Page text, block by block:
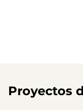
Proyectos